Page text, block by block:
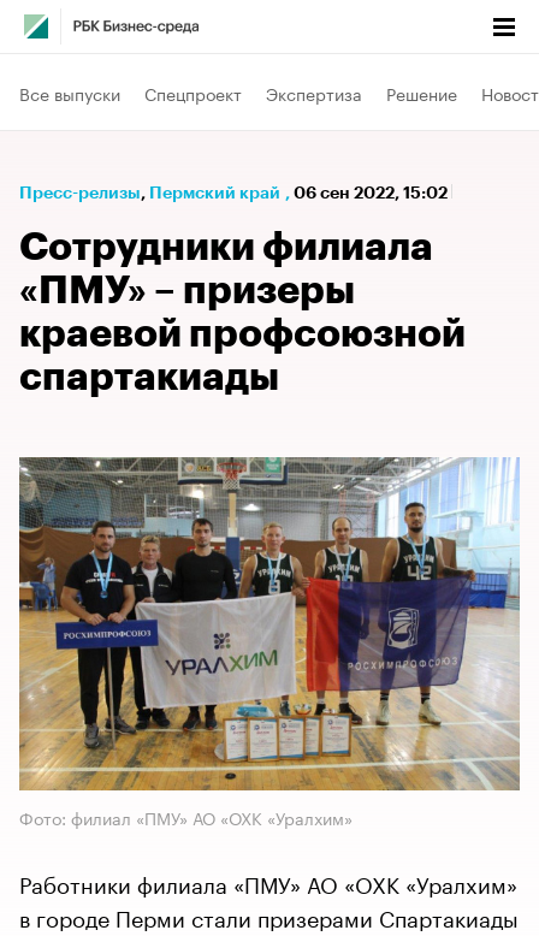
Все выпуски Спецпроект Экспертиза Решение
Пресс-релизы⁠, Пермский край , 06 сен 2022, 15:02
Сотрудники филиала
«ПМУ» – призеры
краевой профсоюзной
спартакиады
Фото: филиал «ПМУ» АО «ОХК «Уралхим»
Работники филиала «ПМУ» АО «ОХК «Уралхим»
в городе Перми стали призерами Спартакиады